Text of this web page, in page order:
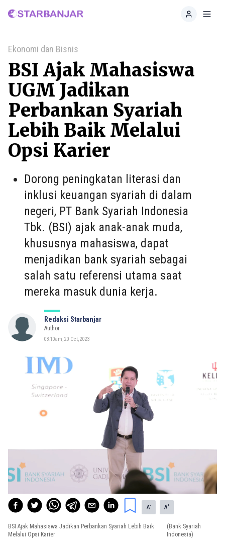
Home
Ekonomi dan Bisnis
BSI Ajak Mahasiswa
UGM Jadikan
Perbankan Syariah
Lebih Baik Melalui
Opsi Karier
Dorong peningkatan literasi dan
inklusi keuangan syariah di dalam
negeri, PT Bank Syariah Indonesia
Tbk. (BSI) ajak anak-anak muda,
khususnya mahasiswa, dapat
menjadikan bank syariah sebagai
salah satu referensi utama saat
mereka masuk dunia kerja.
Redaksi Starbanjar
Author
08:10am, 20 Oct, 2023
A- A+
BSI Ajak Mahasiswa Jadikan Perbankan Syariah Lebih Baik
Melalui Opsi Karier
(Bank Syariah
Indonesia)